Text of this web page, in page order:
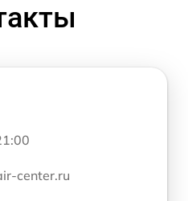
center.ru